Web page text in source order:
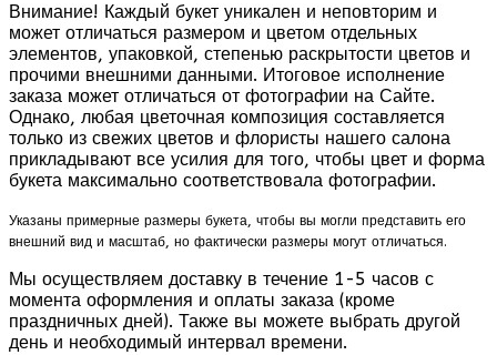
Внимание! Каждый букет уникален и неповторим и
может отличаться размером и цветом отдельных
элементов, упаковкой, степенью раскрытости цветов и
прочими внешними данными. Итоговое исполнение
заказа может отличаться от фотографии на Сайте.
Однако, любая цветочная композиция составляется
только из свежих цветов и флористы нашего салона
прикладывают все усилия для того, чтобы цвет и форма
букета максимально соответствовала фотографии.
Указаны примерные размеры букета, чтобы вы могли представить его
внешний вид и масштаб, но фактически размеры могут отличаться.
Мы осуществляем доставку в течение 1-5 часов с
момента оформления и оплаты заказа (кроме
праздничных дней). Также вы можете выбрать другой
день и необходимый интервал времени.